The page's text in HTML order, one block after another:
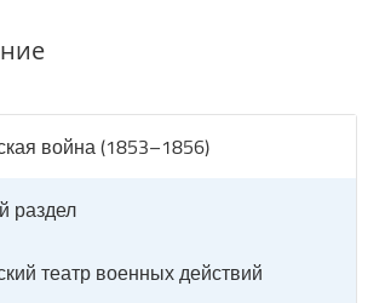
война (1853–1856)
раздел
театр военных действий